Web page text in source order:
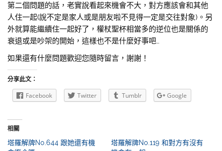
第二個問題的話，老實說看起來機會不大，對方應該會和其他
人住一起(說不定是家人或是朋友啦不見得一定是交往對象)。另
外就算能繼續住一起好了，權杖聖杯相當多的逆位也是關係的
衰退或是吵架的開始，這樣也不是什麼好事吧…
如果還有什麼問題歡迎您隨時留言，謝謝！
分享此文：
Facebook Twitter Tumblr Google
相關
塔羅解牌No.644 跟她還有機
塔羅解牌No.119 和對方有沒有